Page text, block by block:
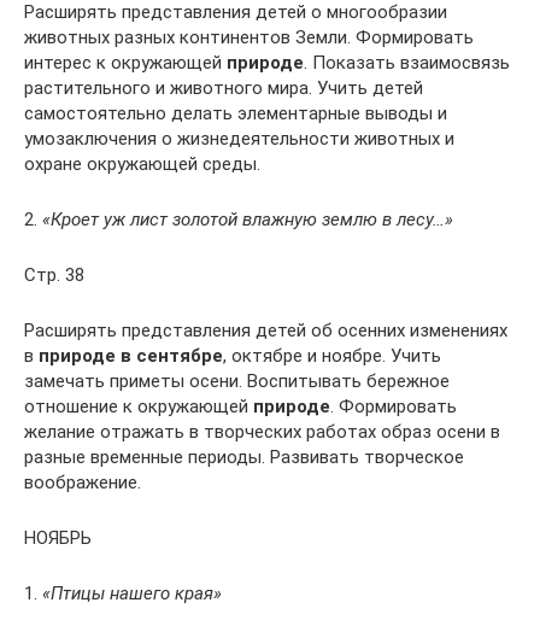
Расширять представления детей о многообразии
животных разных континентов Земли. Формировать
интерес к окружающей природе. Показать взаимосвязь
растительного и животного мира. Учить детей
самостоятельно делать элементарные выводы и
умозаключения о жизнедеятельности животных и
охране окружающей среды.
2. «Кроет уж лист золотой влажную землю в лесу…»
Стр. 38
Расширять представления детей об осенних изменениях
в природе в сентябре, октябре и ноябре. Учить
замечать приметы осени. Воспитывать бережное
отношение к окружающей природе. Формировать
желание отражать в творческих работах образ осени в
разные временные периоды. Развивать творческое
воображение.
НОЯБРЬ
1. «Птицы нашего края»